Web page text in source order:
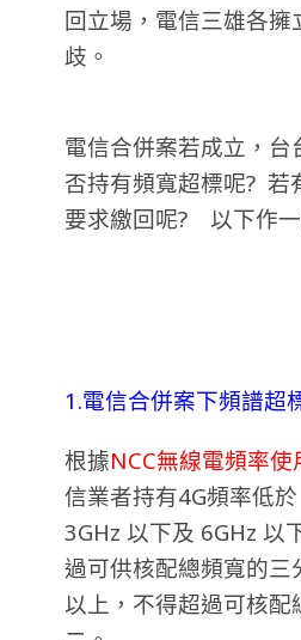
回立場，電信三雄各擁
歧。
電信合併案若成立，台
否持有頻寬超標呢? 若
要求繳回呢? 以下作
1.電信合併案下頻譜超
根據NCC無線電頻率
信業者持有4G頻率低於
3GHz 以下及 6GHz 以
過可供核配總頻寬的三
以上，不得超過可核配